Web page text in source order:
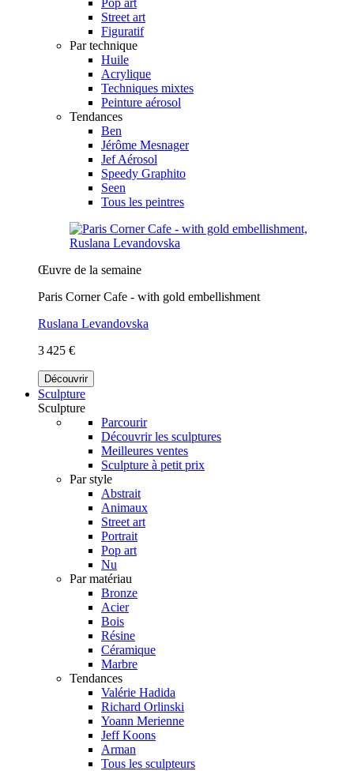
Street art
Figuratif
Par technique
Huile
Acrylique
Techniques mixtes
Peinture aérosol
Tendances
Ben
Jérôme Mesnager
Jef Aérosol
Speedy Graphito
Seen
Tous les peintres
Œuvre de la semaine
Paris Corner Cafe - with gold embellishment
Ruslana Levandovska
3 425 €
Découvrir
Sculpture
Sculpture
Parcourir
Découvrir les sculptures
Meilleures ventes
Sculpture à petit prix
Par style
Abstrait
Animaux
Street art
Portrait
Pop art
Nu
Par matériau
Bronze
Acier
Bois
Résine
Céramique
Marbre
Tendances
Valérie Hadida
Richard Orlinski
Yoann Merienne
Jeff Koons
Arman
Tous les sculpteurs